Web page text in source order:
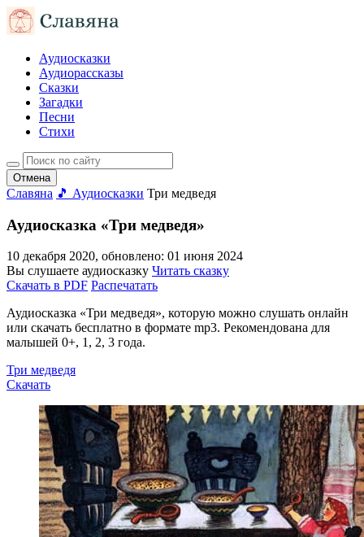
Аудиосказки
Аудиорассказы
Сказки
Загадки
Песни
Стихи
Отмена
Славяна 🎵 Аудиосказки Три медведя
Аудиосказка «Три медведя»
10 декабря 2020, обновлено: 01 июня 2024
Вы слушаете аудиосказку Читать сказку
Скачать в PDF Распечатать
Аудиосказка «Три медведя», которую можно слушать онлайн
или скачать бесплатно в формате mp3. Рекомендована для
малышей 0+, 1, 2, 3 года.
Три медведя
Скачать